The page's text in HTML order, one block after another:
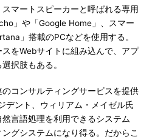
マートスピーカーと呼ばれる専用
」や「Google Home」、スマー
」搭載のPCなどを使用する。
をWebサイトに組み込んで、アプ
択肢もある。
コンサルティングサービスを提供
デント、ウィリアム・メイゼル氏
言語処理を利用できるシステム
グシステムになり得る。だからこ